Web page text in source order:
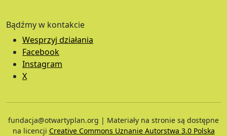
Bądźmy w kontakcie
Wesprzyj działania
Facebook
Instagram
X
fundacja@otwartyplan.org | Materiały na stronie są dostępne
na licencji Creative Commons Uznanie Autorstwa 3.0 Polska